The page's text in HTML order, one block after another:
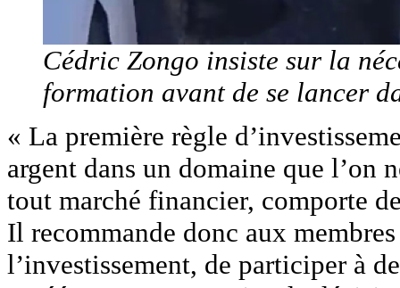
Cédric Zongo insiste sur la
formation avant de se lancer
« La première règle
argent dans un domaine que l’on
tout marché financier, comporte
Il recommande donc aux
l’investissement, de participer à